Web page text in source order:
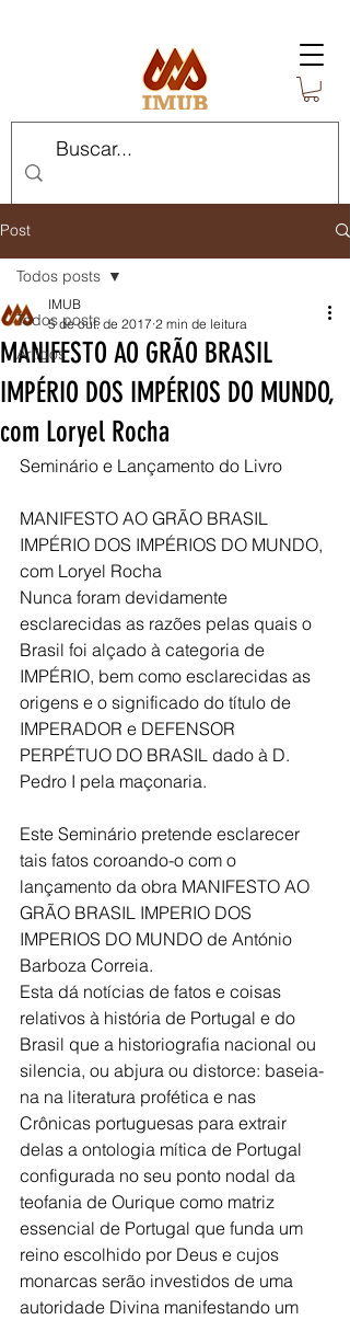
Post
Todos posts
Artigos
Todos posts
MANIFESTO AO GRÃO BRASIL
IMPÉRIO DOS IMPÉRIOS DO MUNDO,
com Loryel Rocha
IMUB
5 de out. de 2017 2 min de leitura
Seminário e Lançamento do Livro
MANIFESTO AO GRÃO BRASIL
IMPÉRIO DOS IMPÉRIOS DO MUNDO,
com Loryel Rocha
Nunca foram devidamente
esclarecidas as razões pelas quais o
Brasil foi alçado à categoria de
IMPÉRIO, bem como esclarecidas as
origens e o significado do título de
IMPERADOR e DEFENSOR
PERPÉTUO DO BRASIL dado à D.
Pedro I pela maçonaria.
Este Seminário pretende esclarecer
tais fatos coroando-o com o
lançamento da obra MANIFESTO AO
GRÃO BRASIL IMPERIO DOS
IMPERIOS DO MUNDO de António
Barboza Correia.
Esta dá notícias de fatos e coisas
relativos à história de Portugal e do
Brasil que a historiografia nacional ou
silencia, ou abjura ou distorce: baseia-
na na literatura profética e nas
Crônicas portuguesas para extrair
delas a ontologia mítica de Portugal
configurada no seu ponto nodal da
teofania de Ourique como matriz
essencial de Portugal que funda um
reino escolhido por Deus e cujos
monarcas serão investidos de uma
autoridade Divina manifestando um